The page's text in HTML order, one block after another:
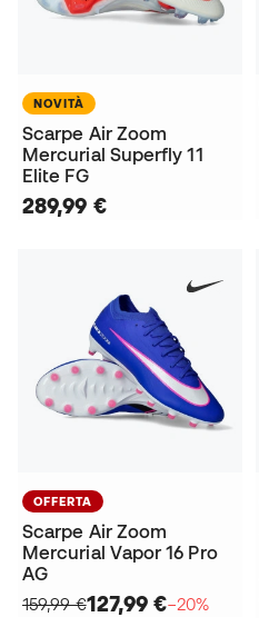
NOVITÀ
Scarpe Air Zoom
Mercurial Superfly 11
Elite FG
289,99 €
OFFERTA
Scarpe Air Zoom
Mercurial Vapor 16 Pro
AG
159,99 €127,99 €−20%